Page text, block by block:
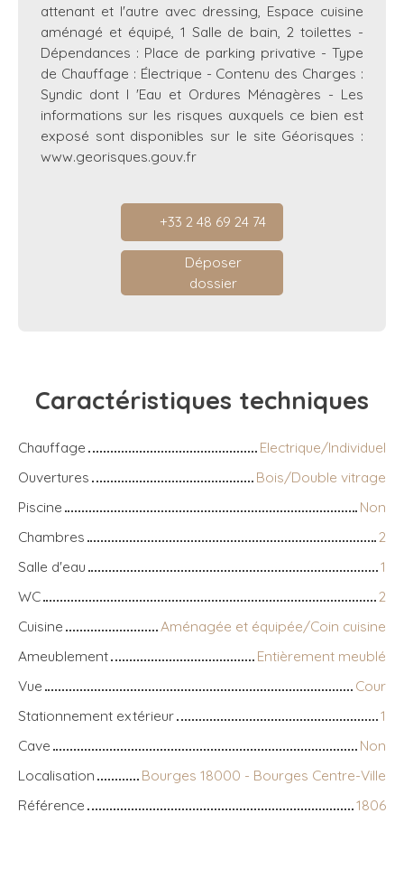
attenant et l'autre avec dressing, Espace cuisine
aménagé et équipé, 1 Salle de bain, 2 toilettes -
Dépendances : Place de parking privative - Type
de Chauffage : Électrique - Contenu des Charges :
Syndic dont l 'Eau et Ordures Ménagères - Les
informations sur les risques auxquels ce bien est
exposé sont disponibles sur le site Géorisques :
www.georisques.gouv.fr
+33 2 48 69 24 74
Déposer
dossier
Caractéristiques techniques
Chauffage
Electrique/Individuel
Ouvertures
Bois/Double vitrage
Piscine
Non
Chambres
2
Salle d'eau
1
WC
2
Cuisine
Aménagée et équipée/Coin cuisine
Ameublement
Entièrement meublé
Vue
Cour
Stationnement extérieur
1
Cave
Non
Localisation
Bourges 18000 - Bourges Centre-Ville
Référence
1806